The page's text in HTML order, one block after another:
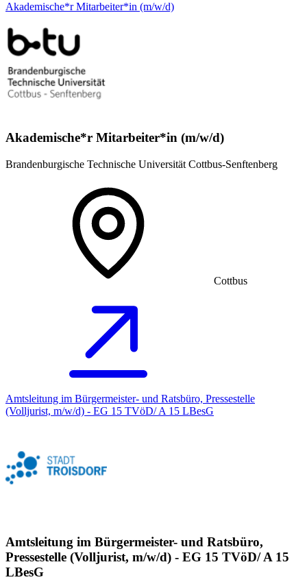
Akademische*r Mitarbeiter*in (m/w/d)
Akademische*r Mitarbeiter*in (m/w/d)
Brandenburgische Technische Universität Cottbus-Senftenberg
Cottbus
Amtsleitung im Bürgermeister- und Ratsbüro, Pressestelle
(Volljurist, m/w/d) - EG 15 TVöD/ A 15 LBesG
Amtsleitung im Bürgermeister- und Ratsbüro,
Pressestelle (Volljurist, m/w/d) - EG 15 TVöD/ A 15
LBesG